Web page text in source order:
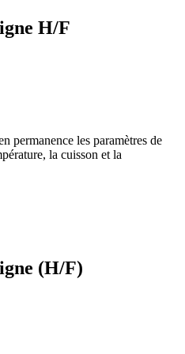
H/F
permanence les paramètres de
la cuisson et la
(H/F)